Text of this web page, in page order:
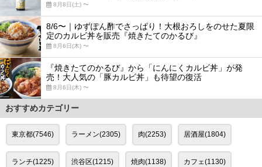
8月8日(土) 〜
8/6〜｜ゆずぽん酢でさっぱり！大根おろしをのせた夏限
定のカルビ丼を販売『焼きたてのかるび』
8月6日(木) 〜
『焼きたてのかるび』から「にんにくカルビ丼」が発
売！大人気の「豚カルビ丼」も待望の復活
8月6日(木) 〜
おすすめカテゴリー
東京都(7546) ラーメン(2305) 肉(2253) 居酒屋(1804)
ランチ(1225) 渋谷区(1215) 焼肉(1138) カフェ(1130)